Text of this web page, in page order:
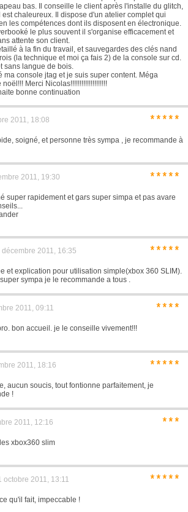
bas. Il conseille le client après l'installe du glitch,
est chaleureux. Il dispose d'un atelier complet qui
les compétences dont ils disposent en électronique.
le plus souvent il s'organise efficacement et
attente son client.
à la fin du travail, et sauvegardes des clés nand
(la technique et moi ça fais 2) de la console sur cd.
sans langue de bois.
ma console jtag et je suis super content. Méga
Merci Nicolas!!!!!!!!!!!!!!!!!!!!
bonne continuation
2011, 18:08 *****
soigné, et personne très sympa , je recommande à
2011, 19:30 *****
super rapidement et gars super simpa et pas avare
décembre 2011, 16:35 *****
et explication pour utilisation simple(xbox 360 SLIM).
sympa je le recommande a tous .
2011, 09:11 ****
bon accueil. je le conseille vivement!!!
2011, 18:16 *****
aucun soucis, tout fontionne parfaitement, je
!
2011, 12:16 ***
xbox360 slim
octobre 2011, 13:11 *****
qu'il fait, impeccable !